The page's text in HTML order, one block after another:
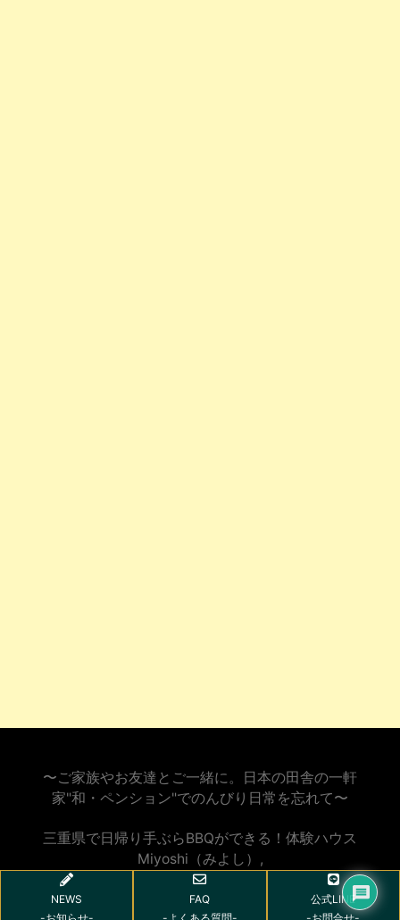
〜ご家族やお友達とご一緒に。日本の田舎の一軒
家"和・ペンション"でのんびり日常を忘れて〜
三重県で日帰り手ぶらBBQができる！体験ハウス
Miyoshi（みよし） ,
NEWS
FAQ
公式LINE